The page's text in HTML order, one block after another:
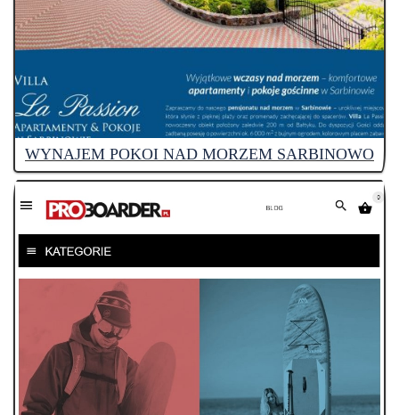
WYNAJEM POKOI NAD MORZEM SARBINOWO